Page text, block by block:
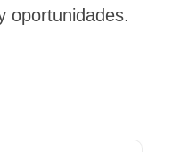
oportunidades.